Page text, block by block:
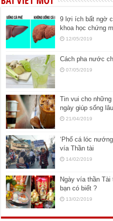
9 lợi ích bất ngờ
khoa học chứng
12/05/2019
Cách pha nước
07/05/2019
Tin vui cho
ngày giúp sống
21/04/2019
‘Phố cá lóc
vía Thần tài
14/02/2019
Ngày vía thần Tài
bạn có biết ?
13/02/2019